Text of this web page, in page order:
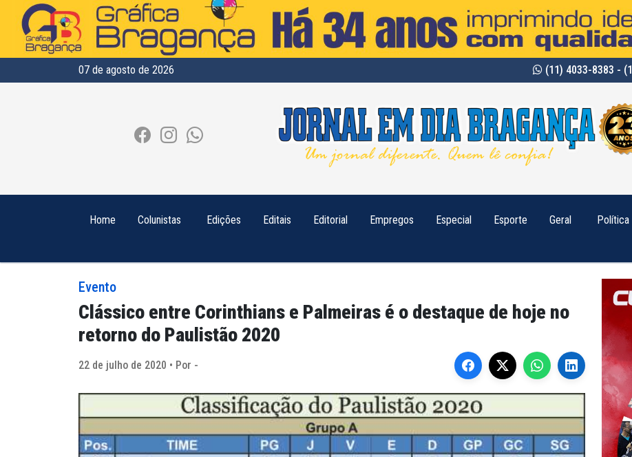
07 de agosto de 2026 (11) 4033-8383 -
Home Colunistas Edições Editais Editorial Empregos Especial Esporte Geral Política
Evento
Clássico entre Corinthians e Palmeiras é o destaque de hoje no
retorno do Paulistão 2020
22 de julho de 2020 • Por -